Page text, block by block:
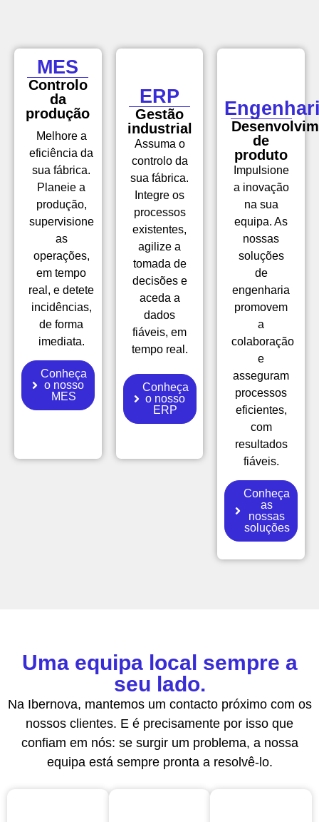
MES
Controlo
da
produção
Melhore a
eficiência da
sua fábrica.
Planeie a
produção,
supervisione
as
operações,
em tempo
real, e detete
incidências,
de forma
imediata.
Conheça
o nosso
MES
ERP
Gestão
industrial
Assuma o
controlo da
sua fábrica.
Integre os
processos
existentes,
agilize a
tomada de
decisões e
aceda a
dados
fiáveis, em
tempo real.
Conheça
o nosso
ERP
de
produto
Impulsione
a inovação
na sua
equipa. As
nossas
soluções
de
engenharia
promovem
a
colaboração
e
asseguram
processos
eficientes,
com
resultados
fiáveis.
Conheça
as
nossas
soluções
Uma equipa local sempre a
seu lado.
Na Ibernova, mantemos um contacto próximo com os
nossos clientes. E é precisamente por isso que
confiam em nós: se surgir um problema, a nossa
equipa está sempre pronta a resolvê-lo.